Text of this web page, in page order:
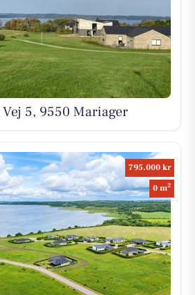
Vej 5, 9550 Mariager
795.000 kr
0 m2